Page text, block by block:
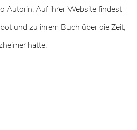
Autorin. Auf ihrer Website findest
und zu ihrem Buch über die Zeit,
hatte.